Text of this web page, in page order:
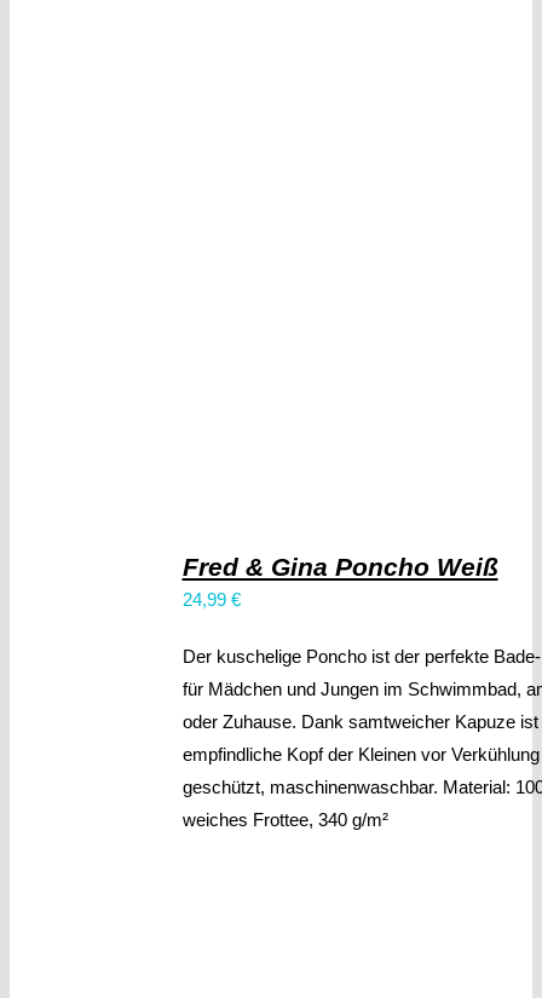
Fred & Gina Poncho Weiß
24,99 €
Der kuschelige Poncho ist der perfekte
für Mädchen und Jungen im Schwimmbad,
oder Zuhause. Dank samtweicher Kapuze ist
empfindliche Kopf der Kleinen vor Verkühlung
geschützt, maschinenwaschbar. Material:
weiches Frottee, 340 g/m²